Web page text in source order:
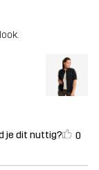
je dit nuttig? 0